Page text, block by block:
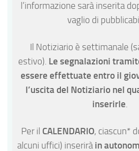
l’informazione sarà inserita
vaglio di
Il Notiziario è settimanale
estivo). Le segnalazioni
essere effettuate entro il
l’uscita del Notiziario nel
inserirle.
Per il CALENDARIO, ciascun*
alcuni uffici) inserirà in